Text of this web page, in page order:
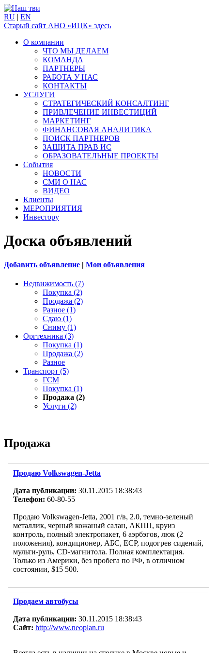
RU | EN
Старый сайт АНО «ИЦК» здесь
О компании
ЧТО МЫ ДЕЛАЕМ
КОМАНДА
ПАРТНЕРЫ
РАБОТА У НАС
КОНТАКТЫ
УСЛУГИ
СТРАТЕГИЧЕСКИЙ КОНСАЛТИНГ
ПРИВЛЕЧЕНИЕ ИНВЕСТИЦИЙ
МАРКЕТИНГ
ФИНАНСОВАЯ АНАЛИТИКА
ПОИСК ПАРТНЕРОВ
ЗАЩИТА ПРАВ ИС
ОБРАЗОВАТЕЛЬНЫЕ ПРОЕКТЫ
События
НОВОСТИ
СМИ О НАС
ВИДЕО
Клиенты
МЕРОПРИЯТИЯ
Инвестору
Доска объявлений
Добавить объявление | Мои объявления
Недвижимость (7)
Покупка (2)
Продажа (2)
Разное (1)
Сдаю (1)
Сниму (1)
Оргтехника (3)
Покупка (1)
Продажа (2)
Разное
Транспорт (5)
ГСМ
Покупка (1)
Продажа (2)
Услуги (2)
Продажа
Продаю Volkswagen-Jetta
Дата публикации: 30.11.2015 18:38:43
Телефон: 60-80-55
Продаю Volkswagen-Jetta, 2001 г/в, 2.0, темно-зеленый
металлик, черный кожаный салан, АКПП, круиз
контроль, полный электропакет, 6 аэрбэгов, люк (2
положения), кондиционер, АБС, ECP, подогрев сидений,
мульти-руль, CD-магнитола. Полная комплектация.
Только из Америки, без пробега по РФ, в отличном
состоянии, $15 500.
Продаем автобусы
Дата публикации: 30.11.2015 18:38:43
Сайт: http://www.neoplan.ru